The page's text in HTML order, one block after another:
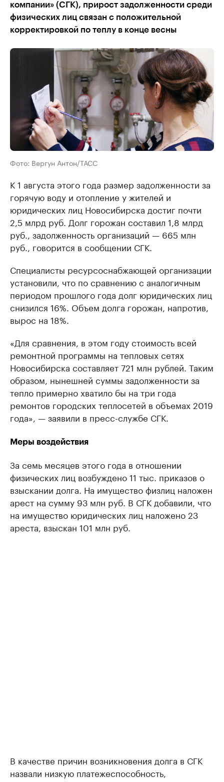
компании» (СГК), прирост задолженности среди
физических лиц связан с положительной
корректировкой по теплу в конце весны
Фото: Вергун Антон/ТАСС
К 1 августа этого года размер задолженности за
горячую воду и отопление у жителей и
юридических лиц Новосибирска достиг почти
2,5 млрд руб. Долг горожан составил 1,8 млрд
руб., задолженность организаций — 665 млн
руб., говорится в сообщении СГК.
Специалисты ресурсоснабжающей организации
установили, что по сравнению с аналогичным
периодом прошлого года долг юридических лиц
снизился 16%. Объем долга горожан, напротив,
вырос на 18%.
«Для сравнения, в этом году стоимость всей
ремонтной программы на тепловых сетях
Новосибирска составляет 721 млн рублей. Таким
образом, нынешней суммы задолженности за
тепло примерно хватило бы на три года
ремонтов городских теплосетей в объемах 2019
года», — заявили в пресс-службе СГК.
Меры воздействия
За семь месяцев этого года в отношении
физических лиц возбуждено 11 тыс. приказов о
взыскании долга. На имущество физлиц наложен
арест на сумму 93 млн руб. В СГК добавили, что
на имущество юридических лиц наложено 23
ареста, взыскан 101 млн руб.
В качестве причин возникновения долга в СГК
назвали низкую платежеспособность,